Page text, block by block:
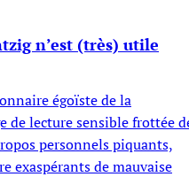
n’est (très) utile
égoïste de la
de lecture sensible frottée
personnels piquants,
exaspérants de mauvaise